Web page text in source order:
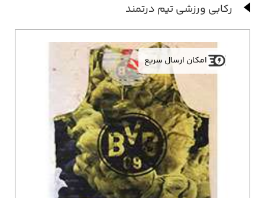
رکابی ورزشی تیم درتمند
امکان ارسال سریع